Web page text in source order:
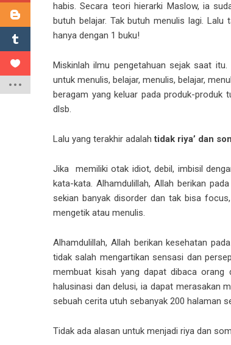
habis. Secara teori hierarki Maslow, ia
butuh belajar. Tak butuh menulis lagi.
hanya dengan 1 buku!
Miskinlah ilmu pengetahuan sejak saat
untuk menulis, belajar, menulis, belajar,
beragam yang keluar pada produk-produk
dlsb.
Lalu yang terakhir adalahtidak riya’ dan
Jika memiliki otak idiot, debil, imbisil
kata-kata. Alhamdulillah, Allah berikan
sekian banyak disorder dan tak bisa
mengetik atau menulis.
Alhamdulillah, Allah berikan kesehatan
tidak salah mengartikan sensasi dan
membuat kisah yang dapat dibaca orang
halusinasi dan delusi, ia dapat merasakan
sebuah cerita utuh sebanyak 200 halaman
Tidak ada alasan untuk menjadi riya dan